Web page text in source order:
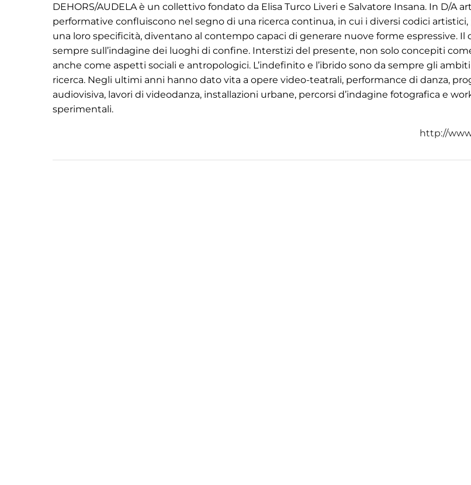
DEHORS/AUDELA è un collettivo fondato da Elisa Turco Liveri e Salvatore Insana. In D/A
performative confluiscono nel segno di una ricerca continua, in cui i diversi codici
una loro specificità, diventano al contempo capaci di generare nuove forme espressive. Il
sempre sull’indagine dei luoghi di confine. Interstizi del presente, non solo concepiti
anche come aspetti sociali e antropologici. L’indefinito e l’ibrido sono da sempre gli
ricerca. Negli ultimi anni hanno dato vita a opere video-teatrali, performance di danza,
audiovisiva, lavori di videodanza, installazioni urbane, percorsi d’indagine fotografica e
sperimentali.
http://